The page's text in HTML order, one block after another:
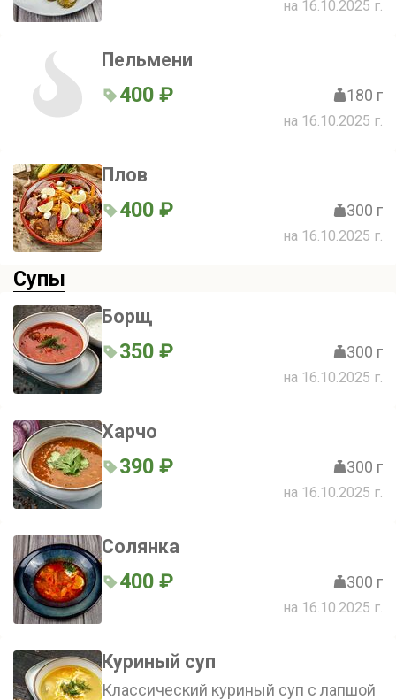
на 16.10.2025 г.
Пельмени
400 ₽ 180 г
на 16.10.2025 г.
Плов
400 ₽ 300 г
на 16.10.2025 г.
Супы
Борщ
350 ₽ 300 г
на 16.10.2025 г.
Харчо
390 ₽ 300 г
на 16.10.2025 г.
Солянка
400 ₽ 300 г
на 16.10.2025 г.
Куриный суп
Классический куриный суп с лапшой